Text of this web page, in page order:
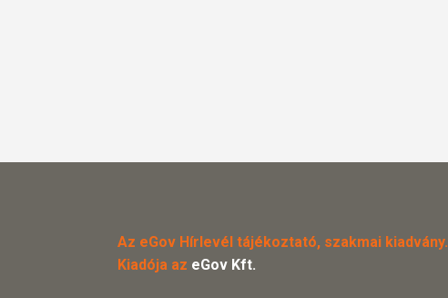
Az eGov Hírlevél tájékoztató, szakmai kiadvány.
Kiadója az eGov Kft.